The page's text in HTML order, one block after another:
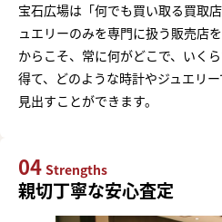
宝石広場は「何でも買い取る買取
ュエリーのみを専門に扱う販売店
からこそ、常に何がどこで、いく
得て、どのような時計やジュエリ
見出すことができます。
04 Strengths
親切丁寧な安心査定